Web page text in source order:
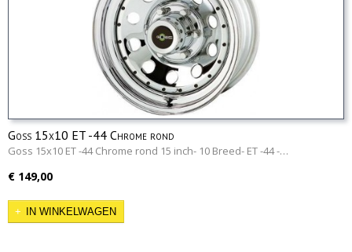
Goss 15x10 ET -44 Chrome rond
Goss 15x10 ET -44 Chrome rond 15 inch- 10 Breed- ET -44 -…
€ 149,00
IN WINKELWAGEN